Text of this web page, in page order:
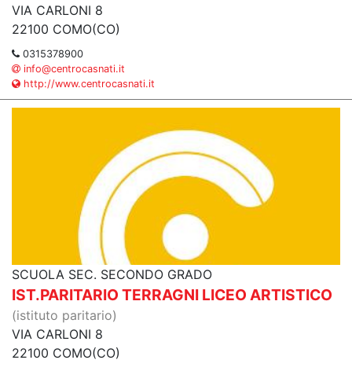
VIA CARLONI 8
22100 COMO(CO)
0315378900
info@centrocasnati.it
http://www.centrocasnati.it
SCUOLA SEC. SECONDO GRADO
IST.PARITARIO TERRAGNI LICEO ARTISTICO
(istituto paritario)
VIA CARLONI 8
22100 COMO(CO)